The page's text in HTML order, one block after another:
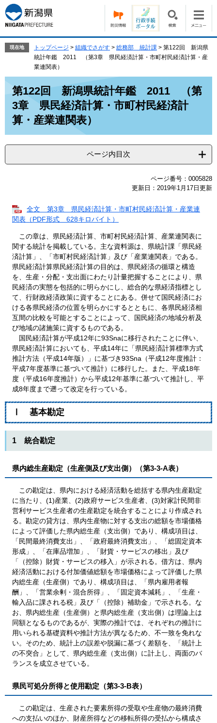
ー
ジ
の
す。
ニ
ュ
ー
し
現在地 トップページ > 組織でさがす > 総務部 統計課 > 第122回 新潟県
統計年鑑 2011 （第3章 県民経済計算・市町村民経済計算・産
業連関表）
第122回 新潟県統計年鑑 2011 （第
3章 県民経済計算・市町村民経済計
算・産業連関表）
ページ内目次
ページ番号：0005828
更新日：2019年1月17日更新
全文 第3章 県民経済計算・市町村民経済計算・産業連
関表（PDF形式 628キロバイト）
この章は、県民経済計算、市町村民経済計算、産業連関表に
関する統計を掲載している。主な資料源は、県統計課「県民経
済計算」、「市町村民経済計算」及び「産業連関表」である。
県民経済計算県民経済計算の目的は、県民経済の循環と構造
を、生産・分配・支出面にわたり計量把握することにより、県
民経済の実態を包括的に明らかにし、総合的な県経済指標とし
て、行財政経済政策に資することにある。併せて国民経済にお
ける各県民経済の位置を明らかにするとともに、各県民経済相
互間の比較を可能とすることによって、国民経済の地域分析及
び地域の諸施策に資するものである。
国民経済計算が平成12年に93Snaに移行されたことに伴い、
県民経済計算においても、平成14年に「県民経済計算標準方式
推計方法（平成14年版）」に基づき93Sna（平成12年度推計：
平成7年度基準に基づいて推計）に移行した。また、平成18年
度（平成16年度推計）から平成12年基準に基づいて推計し、平
成8年度まで遡って改定を行っている。
Ⅰ 基本勘定
1 統合勘定
県内総生産勘定（生産側及び支出側）（第3-3-A表）
この勘定は、県内における経済活動を総括する県内生産勘定
に当たり、(1)産業、(2)政府サービス生産者、(3)対家計民間非
営利サービス生産者の生産勘定を統合することにより作成され
る。勘定の貸方は、県内生産物に対する支出の総額を市場価格
によって評価した県内総生産（支出側）であり、構成項目は、
「民間最終消費支出」、「政府最終消費支出」、「総固定資本
形成」、「在庫品増加」、「財貨・サービスの移出」及び
「（控除）財貨・サービスの移入」が示される。借方は、県内
経済活動における付加価値総額を市場価格によって評価した県
内総生産（生産側）であり、構成項目は、「県内雇用者報
酬」、「営業余剰・混合所得」、「固定資本減耗」、「生産・
輸入品に課される税」及び「（控除）補助金」で示される。な
お、県内総生産（生産側）と県内総生産（支出側）は理論上は
同額となるものであるが、実際の推計では、それぞれの推計に
用いられる基礎資料や推計方法が異なるため、不一致を免れな
い。そのため、統計上の誤差や脱漏に基づく差額を、「統計上
の不突合」として、県内総生産（支出側）に計上し、両面のバ
ランスを成立させている。
県民可処分所得と使用勘定（第3-3-B表）
この勘定は、生産された要素所得の受取や生産物の最終消費
への支払いのほか、財産所得などの移転所得の受払から構成さ